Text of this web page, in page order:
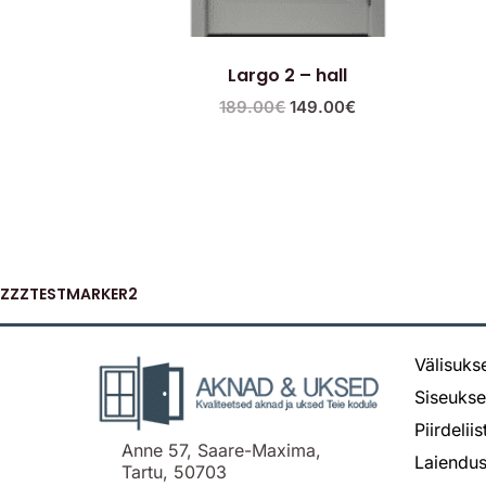
Largo 2 – hall
189.00€ 149.00€
ZZZTESTMARKER2
Anne 57, Saare-Maxima,
Tartu, 50703